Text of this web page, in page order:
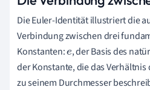
Die Euler-Identität illustriert die
Verbindung zwischen drei
Konstanten:e, der Basis des
der Konstante, die das Verhältnis
zu seinem Durchmesser